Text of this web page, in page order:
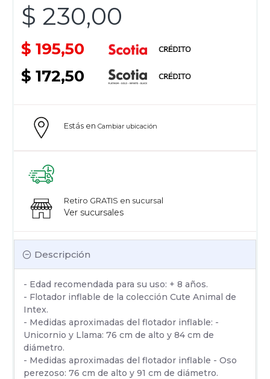
$ 230,00
$ 195,50
$ 172,50
Descripción
- Edad recomendada para su uso: + 8 años.
- Flotador inflable de la colección Cute Animal de
Intex.
- Medidas aproximadas del flotador inflable: -
Unicornio y Llama: 76 cm de alto y 84 cm de
diámetro.
- Medidas aproximadas del flotador inflable - Oso
perezoso: 76 cm de alto y 91 cm de diámetro.
Estás en Cambiar ubicación
Retiro GRATIS en sucursal
Ver sucursales